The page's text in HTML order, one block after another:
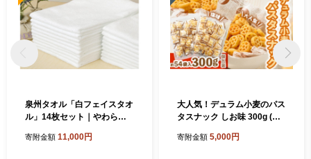
泉州タオル「白フェイスタオ
ル」14枚セット｜やわらか
性 普段使い 泉州タオル [381
寄附金額 11,000円
大人気！デュラム小麦のパス
タスナック しお味 300g (約5
個包装 パスタ スナック 塩味
寄附金額 5,000円